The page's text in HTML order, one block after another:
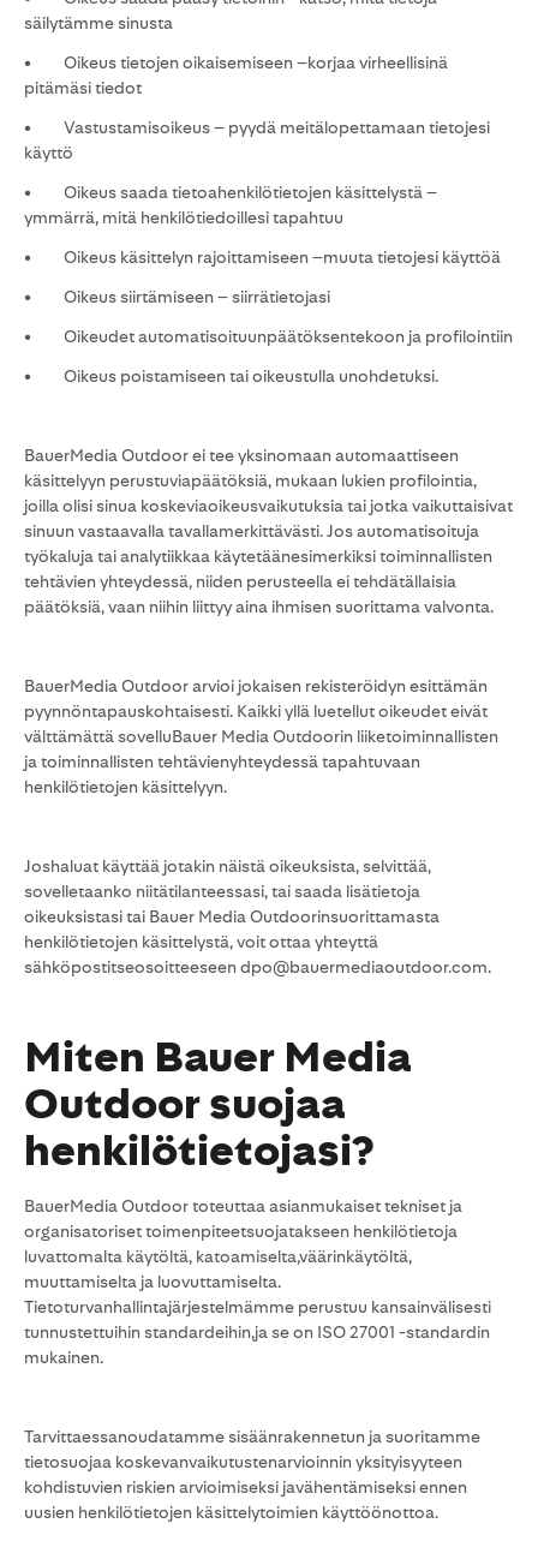
säilytämme sinusta
• Oikeus tietojen oikaisemiseen –korjaa virheellisinä
pitämäsi tiedot
• Vastustamisoikeus – pyydä meitälopettamaan tietojesi
käyttö
• Oikeus saada tietoahenkilötietojen käsittelystä –
ymmärrä, mitä henkilötiedoillesi tapahtuu
• Oikeus käsittelyn rajoittamiseen –muuta tietojesi käyttöä
• Oikeus siirtämiseen – siirrätietojasi
• Oikeudet automatisoituunpäätöksentekoon ja profilointiin
• Oikeus poistamiseen tai oikeustulla unohdetuksi.
BauerMedia Outdoor ei tee yksinomaan automaattiseen
käsittelyyn perustuviapäätöksiä, mukaan lukien profilointia,
joilla olisi sinua koskeviaoikeusvaikutuksia tai jotka vaikuttaisivat
sinuun vastaavalla tavallamerkittävästi. Jos automatisoituja
työkaluja tai analytiikkaa käytetäänesimerkiksi toiminnallisten
tehtävien yhteydessä, niiden perusteella ei tehdätällaisia
päätöksiä, vaan niihin liittyy aina ihmisen suorittama valvonta.
BauerMedia Outdoor arvioi jokaisen rekisteröidyn esittämän
pyynnöntapauskohtaisesti. Kaikki yllä luetellut oikeudet eivät
välttämättä sovelluBauer Media Outdoorin liiketoiminnallisten
ja toiminnallisten tehtävienyhteydessä tapahtuvaan
henkilötietojen käsittelyyn.
Joshaluat käyttää jotakin näistä oikeuksista, selvittää,
sovelletaanko niitätilanteessasi, tai saada lisätietoja
oikeuksistasi tai Bauer Media Outdoorinsuorittamasta
henkilötietojen käsittelystä, voit ottaa yhteyttä
sähköpostitseosoitteeseen dpo@bauermediaoutdoor.com.
Miten Bauer Media
Outdoor suojaa
henkilötietojasi?
BauerMedia Outdoor toteuttaa asianmukaiset tekniset ja
organisatoriset toimenpiteetsuojatakseen henkilötietoja
luvattomalta käytöltä, katoamiselta,väärinkäytöltä,
muuttamiselta ja luovuttamiselta.
Tietoturvanhallintajärjestelmämme perustuu kansainvälisesti
tunnustettuihin standardeihin,ja se on ISO 27001 -standardin
mukainen.
Tarvittaessanoudatamme sisäänrakennetun ja suoritamme
tietosuojaa koskevanvaikutustenarvioinnin yksityisyyteen
kohdistuvien riskien arvioimiseksi javähentämiseksi ennen
uusien henkilötietojen käsittelytoimien käyttöönottoa.